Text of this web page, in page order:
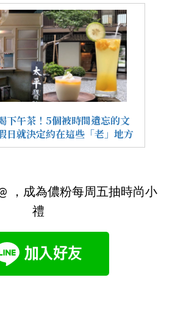
下午茶！5個被時間遺忘的文
日就決定約在這些「老」地方
，成為儂粉每周五抽時尚小
禮